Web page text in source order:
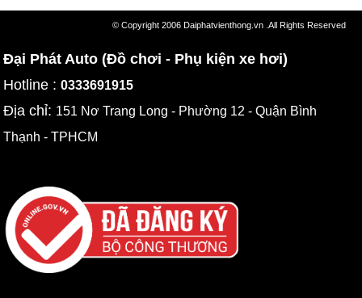
© Copyright 2006 Daiphatvienthong.vn .All Rights Reserved
Đại Phát Auto (Đồ chơi - Phụ kiện xe hơi)
Hotline :0333691915
Địa chỉ: 151 Nơ Trang Long - Phường 12 - Quận Bình
Thạnh - TPHCM